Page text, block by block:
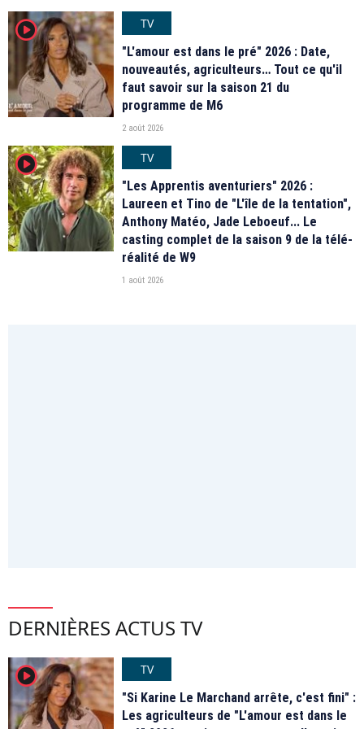
player2
TV
"L'amour est dans le pré" 2026 : Date,
nouveautés, agriculteurs… Tout ce qu'il
faut savoir sur la saison 21 du
programme de M6
2 août 2026
player2
TV
"Les Apprentis aventuriers" 2026 :
Laureen et Tino de "L'île de la tentation",
Anthony Matéo, Jade Leboeuf... Le
casting complet de la saison 9 de la télé-
réalité de W9
1 août 2026
DERNIÈRES ACTUS TV
player2
TV
"Si Karine Le Marchand arrête, c'est fini" :
Les agriculteurs de "L'amour est dans le